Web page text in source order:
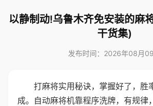
以静制动!乌鲁木齐免安装的麻
干货集)
发布时间：2026年08月
打麻将实用秘诀，掌握好了，胜
成。自动麻将机靠程序洗牌，有规律